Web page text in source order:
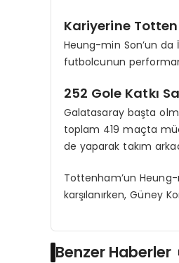
Kariyerine
Heung-min Son’un
futbolcunun
252 Gole Katkı
Galatasaray başta
toplam 419 maçta
de yaparak takım
Tottenham’un
karşılanırken, Güney
Benzer Haberler